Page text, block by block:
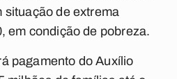
situação de extrema
em condição de pobreza.
pagamento do Auxílio